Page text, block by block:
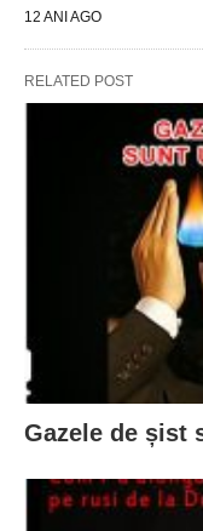
12 ANI AGO
RELATED POST
Gazele de șist